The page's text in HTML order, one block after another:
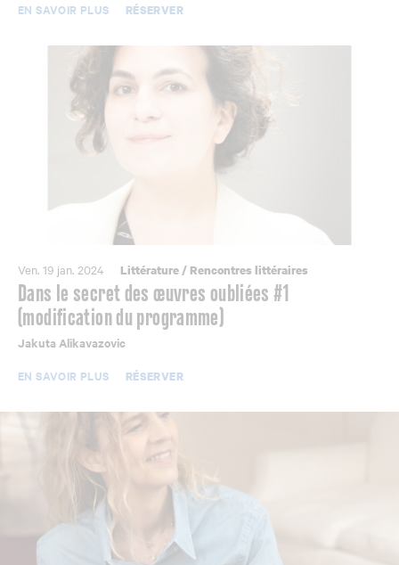
EN SAVOIR PLUS RÉSERVER
Ven. 19 jan. 2024 Littérature/ Rencontres littéraires
Dans le secret des œuvres oubliées #1
(modification du programme)
Jakuta Alikavazovic
EN SAVOIR PLUS
RÉSERVER